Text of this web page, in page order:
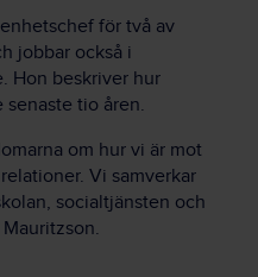
för två av
jobbar också i
Hon beskriver hur
senaste tio åren.
om hur vi är mot
Vi samverkar
socialtjänsten och